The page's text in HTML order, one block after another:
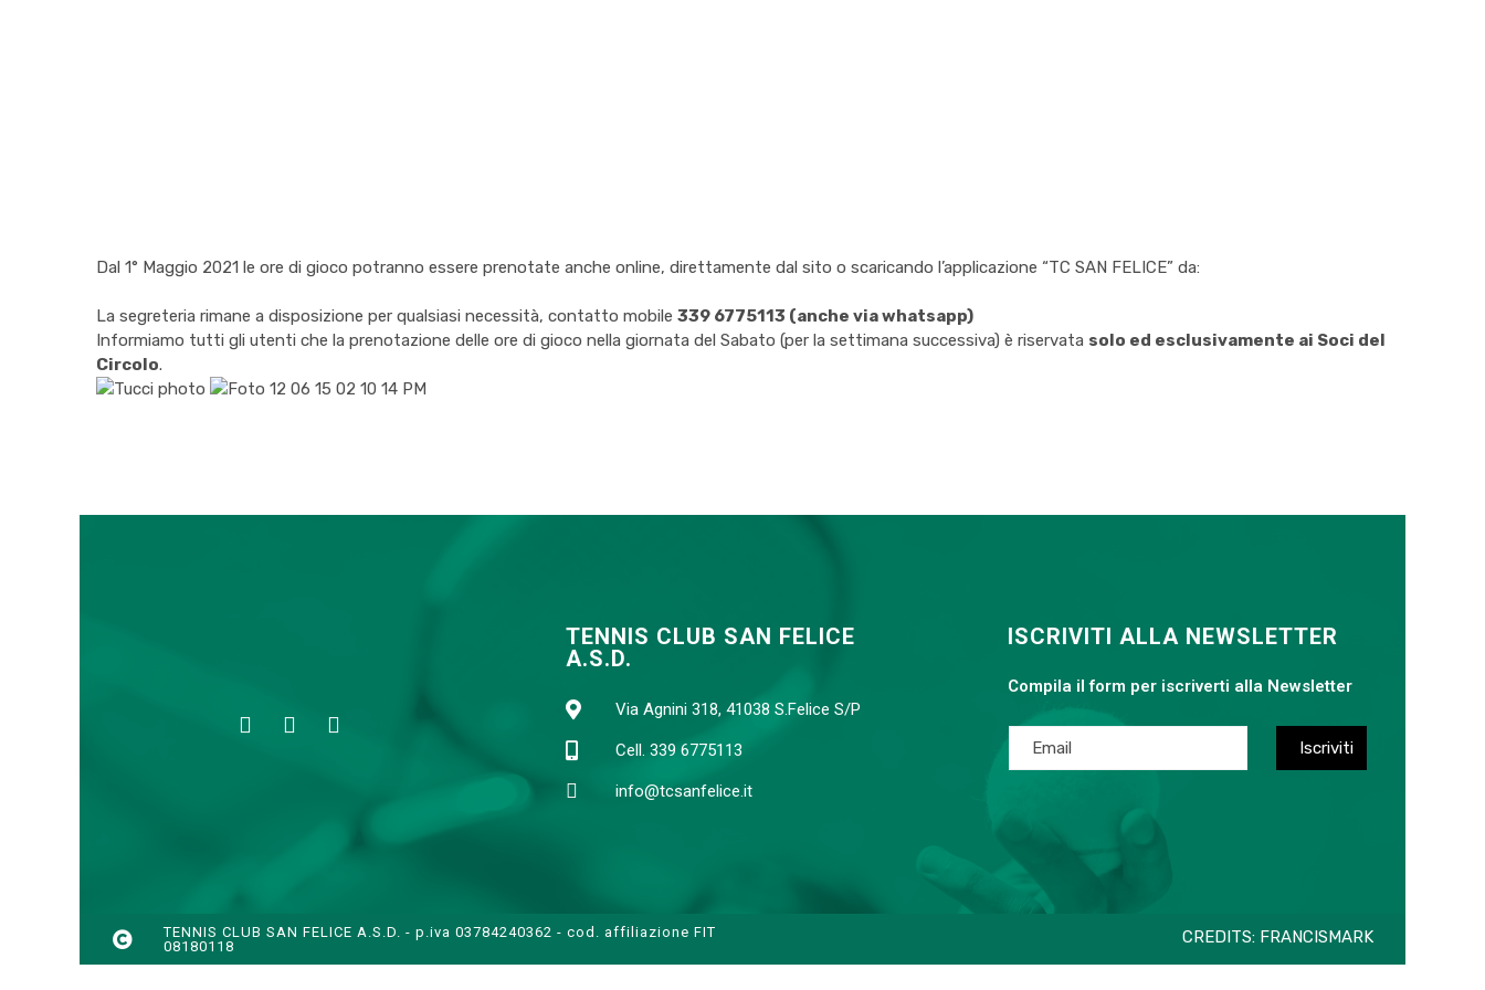
Dal 1° Maggio 2021 le ore di gioco potranno essere prenotate anche online, direttamente dal sito o scaricando l’applicazione “TC SAN FELICE” da:
La segreteria rimane a disposizione per qualsiasi necessità, contatto mobile 339 6775113 (anche via whatsapp)
Informiamo tutti gli utenti che la prenotazione delle ore di gioco nella giornata del Sabato (per la settimana successiva) è riservata solo ed esclusivamente ai Soci del
Circolo.
TENNIS CLUB SAN FELICE
A.S.D.
Via Agnini 318, 41038 S.Felice S/P
Cell. 339 6775113
info@tcsanfelice.it
ISCRIVITI ALLA NEWSLETTER
Compila il form per iscriverti alla Newsletter
TENNIS CLUB SAN FELICE A.S.D. - p.iva 03784240362 - cod. affiliazione FIT
08180118
CREDITS: FRANCISMARK